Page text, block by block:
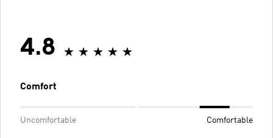
4.8
Comfort
Uncomfortable Comfortable